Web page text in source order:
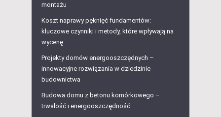
montażu
Koszt naprawy pęknięć fundamentów:
kluczowe czynniki i metody, które wpływają na
wycenę
Projekty domów energooszczędnych –
innowacyjne rozwiązania w dziedzinie
budownictwa
Budowa domu z betonu komórkowego –
trwałość i energooszczędność